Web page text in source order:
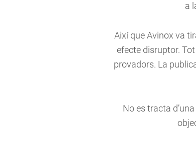
a
Així que Avinox va
efecte disruptor.
provadors. La
No es tracta